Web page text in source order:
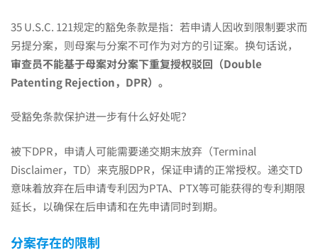
35 U.S.C. 121规定的豁免条款是指：若申请人因收到限制要求而
另提分案，则母案与分案不可作为对方的引证案。换句话说，
审查员不能基于母案对分案下重复授权驳回（Double
Patenting Rejection， DPR）。
受豁免条款保护进一步有什么好处呢？
被下DPR，申请人可能需要递交期末放弃（Terminal
Disclaimer，TD）来克服DPR，保证申请的正常授权。递交TD
意味着放弃在后申请专利因为PTA、PTX等可能获得的专利期限
延长，以确保在后申请和在先申请同时到期。
分案存在的限制